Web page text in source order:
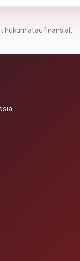
hukum atau finansial.